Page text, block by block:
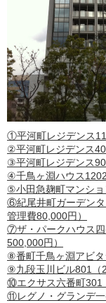
①平河町レジデンス
②平河町レジデンス
③平河町レジデンス
④千鳥ヶ淵ハウス
⑤小田急麹町マンショ
⑥紀尾井町ガーデンタ
管理費80,000円）
⑦ザ・パークハウス四
500,000円）
⑧番町千鳥ヶ淵アビタ
⑨九段玉川ビル801（
⑩エクサス六番町301
⑪レグノ・グランデ